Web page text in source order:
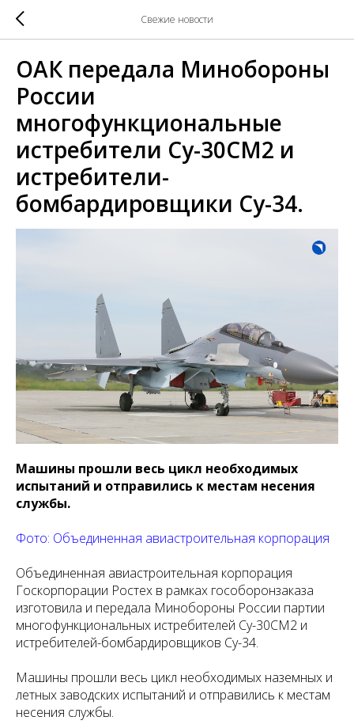
Свежие новости
ОАК передала Минобороны
России
многофункциональные
истребители Су-30СМ2 и
истребители-
бомбардировщики Су-34.
Машины прошли весь цикл необходимых
испытаний и отправились к местам несения
службы.
Фото: Объединенная авиастроительная корпорация
Объединенная авиастроительная корпорация
Госкорпорации Ростех в рамках гособоронзаказа
изготовила и передала Минобороны России партии
многофункциональных истребителей Су-30СМ2 и
истребителей-бомбардировщиков Су-34.
Машины прошли весь цикл необходимых наземных и
летных заводских испытаний и отправились к местам
несения службы.